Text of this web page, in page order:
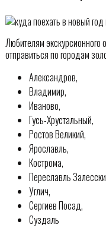
Любителям
отправиться по городам
Александров,
Владимир,
Иваново,
Гусь-Хрустальный,
Ростов Великий,
Ярославль,
Кострома,
Переславль
Углич,
Сергиев Посад,
Суздаль